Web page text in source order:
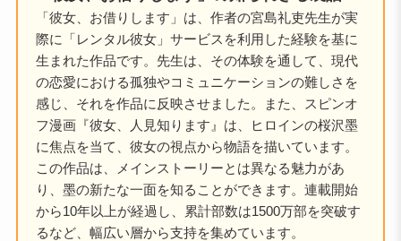
「彼女、お借りします」は、作者の宮島礼吏先生が実
際に「レンタル彼女」サービスを利用した経験を基に
生まれた作品です。先生は、その体験を通して、現代
の恋愛における孤独やコミュニケーションの難しさを
感じ、それを作品に反映させました。また、スピンオ
フ漫画『彼女、人見知ります』は、ヒロインの桜沢墨
に焦点を当て、彼女の視点から物語を描いています。
この作品は、メインストーリーとは異なる魅力があ
り、墨の新たな一面を知ることができます。連載開始
から10年以上が経過し、累計部数は1500万部を突破す
るなど、幅広い層から支持を集めています。